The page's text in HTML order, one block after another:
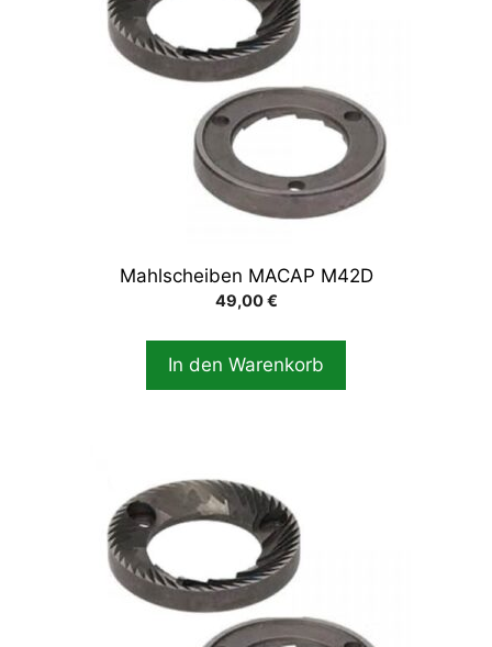
Mahlscheiben MACAP M42D
49,00€
In den Warenkorb